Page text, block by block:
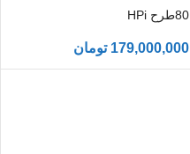
80طرح HPi
179,000,000 تومان